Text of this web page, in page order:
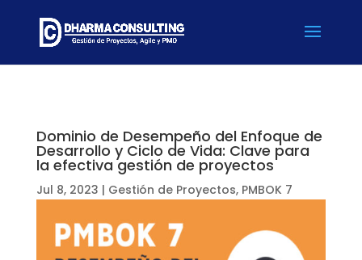
Dominio de Desempeño del Enfoque de
Desarrollo y Ciclo de Vida: Clave para
la efectiva gestión de proyectos
Jul 8, 2023 | Gestión de Proyectos, PMBOK 7